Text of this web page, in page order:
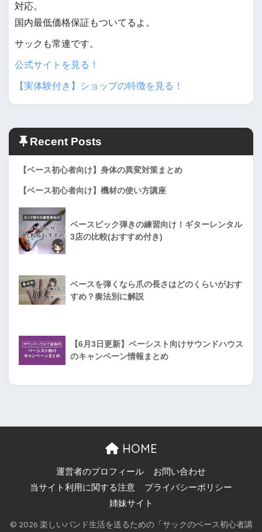
対応。
国内最低価格保証もついてるよ。
サックも常連です。
公式サイトを見る！
【実体験付き】ショップの特徴を見る！
Recent Posts
【ベース初心者向け】身体の異変対策まとめ
【ベース初心者向け】機材の使い方講座
ベースピック弾きの練習向け！ギターレンタル
3店の比較(おすすめ付き)
ベースを弾くなら爪の長さはどのくらいがおす
すめ？奏法別に解説
【6月3日更新】ベーシスト向けサウンドハウス
のキャンペーン情報まとめ
HOME
運営者のプロフィール
お問い合わせ
当サイト利用に関する注意
プライバシーポリシー
姉妹サイト
© 2026 楽しいバンド生活を送るための「サックのベース初心者講